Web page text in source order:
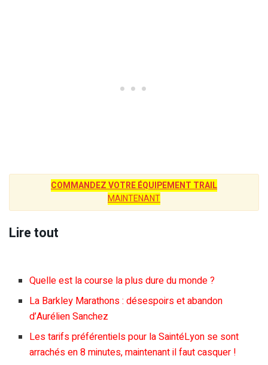
COMMANDEZ VOTRE ÉQUIPEMENT TRAIL
MAINTENANT
Lire tout
Quelle est la course la plus dure du monde ?
La Barkley Marathons : désespoirs et abandon
d’Aurélien Sanchez
Les tarifs préférentiels pour la SaintéLyon se sont
arrachés en 8 minutes, maintenant il faut casquer !